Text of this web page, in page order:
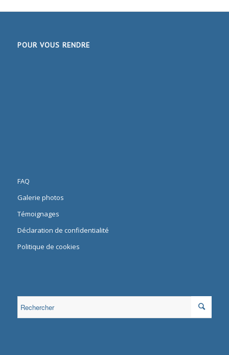
POUR VOUS RENDRE
FAQ
Galerie photos
Témoignages
Déclaration de confidentialité
Politique de cookies